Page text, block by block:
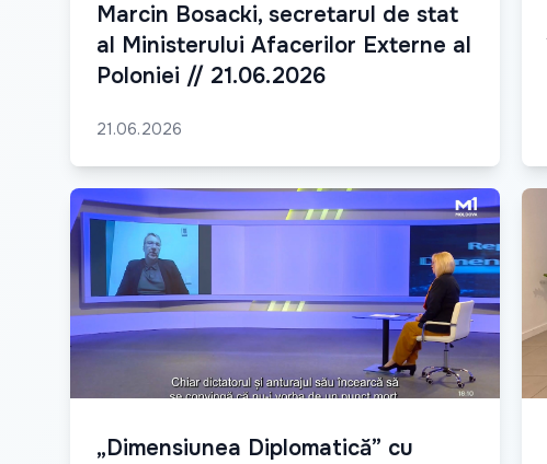
Marcin Bosacki, secretarul de stat
al Ministerului Afacerilor Externe al
Poloniei // 21.06.2026
21.06.2026
„Dimensiunea Diplomatică” cu